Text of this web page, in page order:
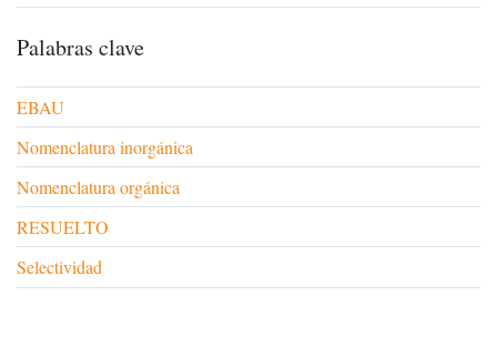
Palabras clave
EBAU
Nomenclatura inorgánica
Nomenclatura orgánica
RESUELTO
Selectividad